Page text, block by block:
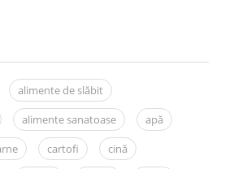
alimente de slăbit
alimente sanatoase
apă
cartofi
cină